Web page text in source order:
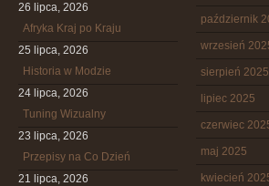
26 lipca, 2026
Afryka Kraj po Kraju
25 lipca, 2026
Historia w Modzie
24 lipca, 2026
Tuning Wizualny
23 lipca, 2026
Przepisy na Co Dzień
21 lipca, 2026
październik
wrzesień
sierpień 2025
lipiec 2025
czerwiec
maj 2025
kwiecień